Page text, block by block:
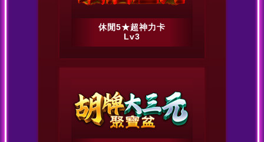
休閒5★超神力卡
Lv3